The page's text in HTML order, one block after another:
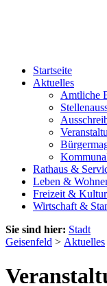
Startseite
Aktuelles
Amtliche
Rathaus &
Leben &
Freizeit & Kultur
Wirtschaft &
Sie sind hier: Stadt
Geisenfeld > Aktuelles